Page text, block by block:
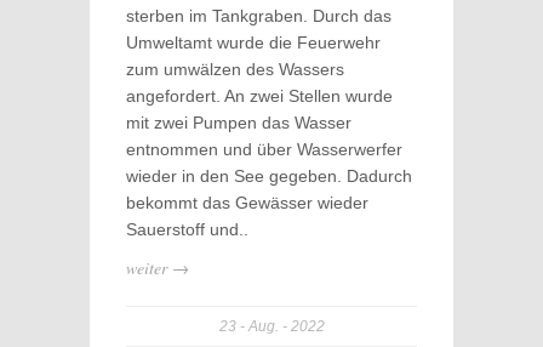
sterben im Tankgraben. Durch das
Umweltamt wurde die Feuerwehr
zum umwälzen des Wassers
angefordert. An zwei Stellen wurde
mit zwei Pumpen das Wasser
entnommen und über Wasserwerfer
wieder in den See gegeben. Dadurch
bekommt das Gewässer wieder
Sauerstoff und..
weiter →
23 Aug. 2022